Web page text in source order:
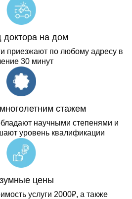
доктора на дом
приезжают по любому адресу в
30 минут
стажем
научными степенями и
уровень квалификации
цены
услуги 2000₽, а также